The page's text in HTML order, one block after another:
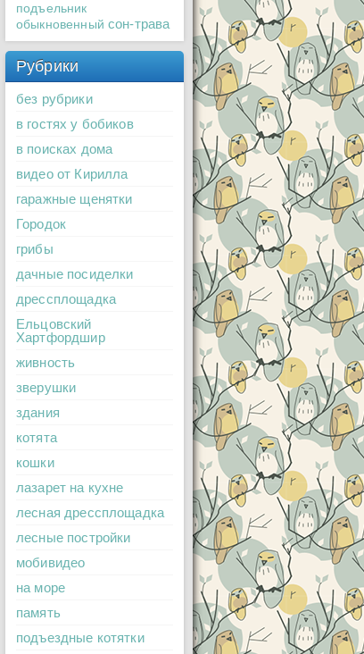
подъельник
обыкновенный сон-трава
Рубрики
без рубрики
в гостях у бобиков
в поисках дома
видео от Кирилла
гаражные щенятки
Городок
грибы
дачные посиделки
дрессплощадка
Ельцовский
Хартфордшир
живность
зверушки
здания
котята
кошки
лазарет на кухне
лесная дрессплощадка
лесные постройки
мобивидео
на море
память
подъездные котятки